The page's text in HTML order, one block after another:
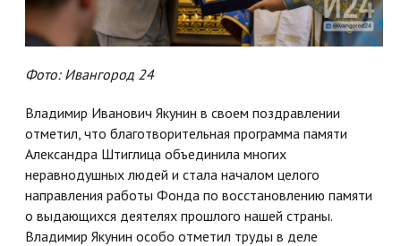
Фото: Ивангород 24
Владимир Иванович Якунин в своем поздравлении
отметил, что благотворительная программа памяти
Александра Штиглица объединила многих
неравнодушных людей и стала началом целого
направления работы Фонда по восстановлению памяти
о выдающихся деятелях прошлого нашей страны.
Владимир Якунин особо отметил труды в деле